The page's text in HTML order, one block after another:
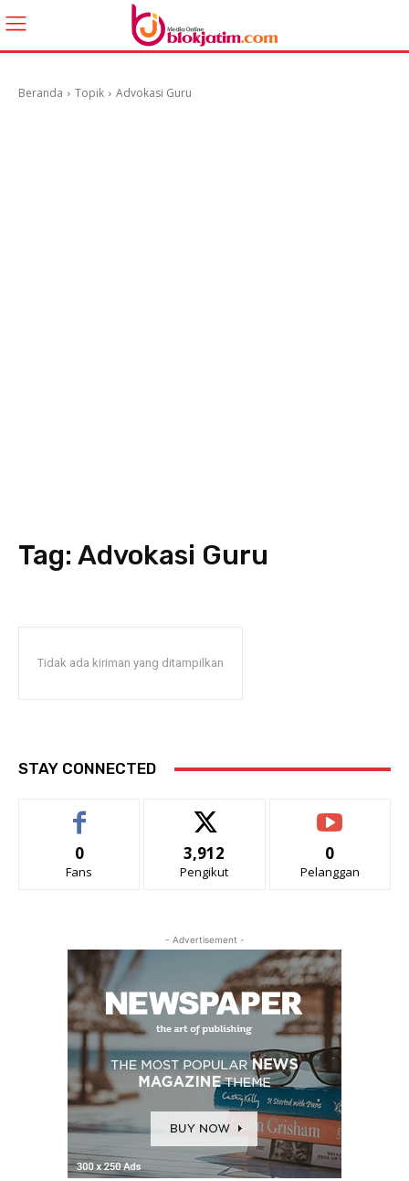
Beranda Topik Advokasi Guru
Tag: Advokasi Guru
Tidak ada kiriman yang ditampilkan
STAY CONNECTED
0
Fans
3,912
Pengikut
0
Pelanggan
- Advertisement -